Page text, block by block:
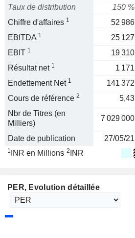
Taux de distribution
150 %
Chiffre d'affaires 1 52 986
EBITDA 1 25 127
EBIT 1 19 310
Résultat net 1 1 171
Endettement Net 1 141 372
Cours de référence 2 5,43
Nbr de Titres (en
Milliers)
7 029 000
Date de publication 27/05/21
1 INR en Millions 2 INR
PER, Evolution détaillée